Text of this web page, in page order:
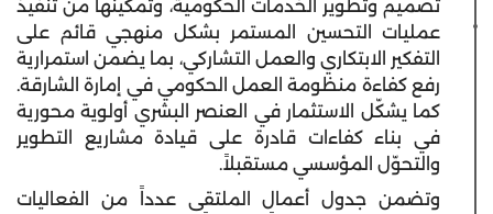
تصميم وتطوير الخدمات الحكومية، وتمكينها من تنفيذ
عمليات التحسين المستمر بشكل منهجي قائم على
التفكير الابتكاري والعمل التشاركي، بما يضمن استمرارية
رفع كفاءة منظومة العمل الحكومي في إمارة الشارقة.
كما يشكّل الاستثمار في العنصر البشري أولوية محورية
في بناء كفاءات قادرة على قيادة مشاريع التطوير
والتحوّل المؤسسي مستقبلاً.
وتضمن جدول أعمال الملتقى عدداً من الفعاليات